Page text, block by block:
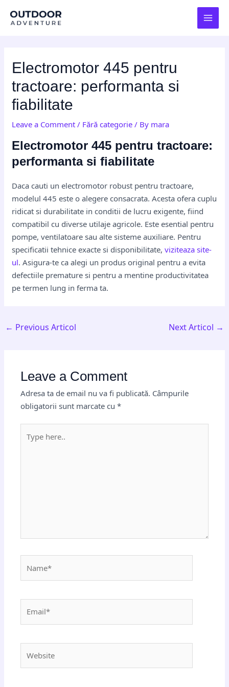
Electromotor 445 pentru
tractoare: performanta si
fiabilitate
Leave a Comment / Fără categorie / By mara
Electromotor 445 pentru tractoare:
performanta si fiabilitate
Daca cauti un electromotor robust pentru tractoare,
modelul 445 este o alegere consacrata. Acesta ofera cuplu
ridicat si durabilitate in conditii de lucru exigente, fiind
compatibil cu diverse utilaje agricole. Este esential pentru
pompe, ventilatoare sau alte sisteme auxiliare. Pentru
specificatii tehnice exacte si disponibilitate,viziteaza site-
ul. Asigura-te ca alegi un produs original pentru a evita
defectiile premature si pentru a mentine productivitatea
pe termen lung in ferma ta.
navigation
← Previous Articol Next Articol →
Leave a Comment
Adresa ta de email nu va fi publicată. Câmpurile
obligatorii sunt marcate cu*
here..